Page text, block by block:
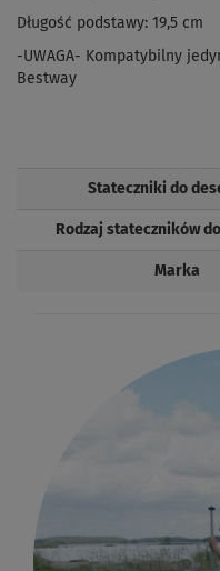
Długość podstawy: 19,5 cm
-UWAGA- Kompatybilny
Bestway
Stateczniki do
Rodzaj stateczników
Marka